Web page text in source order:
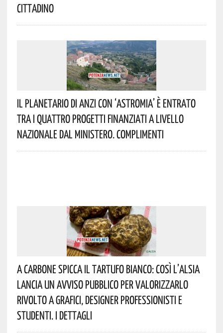
Cittadino
Il Planetario Di Anzi Con ‘Astromia’ È Entrato
Tra I Quattro Progetti Finanziati A Livello
Nazionale Dal Ministero. Complimenti
A Carbone Spicca Il Tartufo Bianco: Così L’Alsia
Lancia Un Avviso Pubblico Per Valorizzarlo
Rivolto A Grafici, Designer Professionisti E
Studenti. I Dettagli